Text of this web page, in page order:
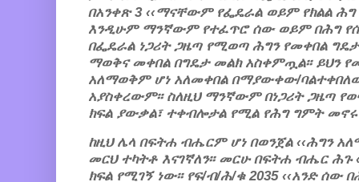
በአንቀጽ 3 ‹‹ማናቸውም የፌዴራል ወይም የክልል
እንዲሁም ማንኛውም የተፈጥሮ ሰው ወይም በሕግ
በፌዴራል ነጋሪት ጋዜጣ የሚወጣ ሕግን የመቀበል ግዴታ
ማወቅና መቀበል በግዴታ መልክ አስቀምጧል፡፡ ይህን
አለማወቅም ሆነ አለመቀበል በማያውቀው/
አያስቀረውም፡፡ ስለዚህ ማንኛውም በነጋሪት ጋዜጣ
ክፍል ያውቃል፣ ተቀብሎታል የሚል የሕግ ግምት
ከዚህ ሌላ በፍትሐ ብሔርም ሆነ በወንጀል ‹‹ሕግን
መርህ ተካትቶ እናገኛለን፡፡ መርሁ በፍትሐ ብሔር
ክፍል የሚገኝ ነው፡፡ የፍ/ብ/ሕ/ቁ 2035 ‹‹አንድ ሰው